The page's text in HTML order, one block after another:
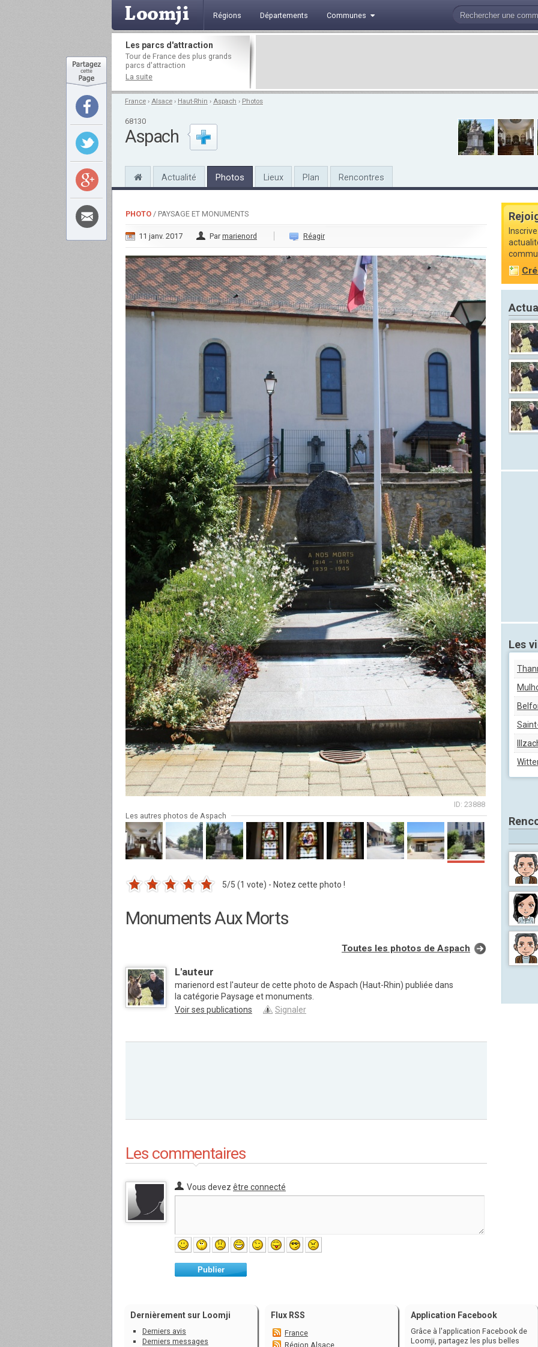
Régions Départements Communes
Les parcs d'attraction
Tour de France des plus grands
parcs d'attraction
La suite
France › Alsace › Haut-Rhin › Aspach › Photos
68130
Aspach
Actualité Photos Lieux Plan Rencontres
PHOTO / PAYSAGE ET MONUMENTS
11 janv. 2017 Par marienord Réagir
ID: 23888
Les autres photos de Aspach
5/5 (1 vote) - Notez cette photo !
Monuments Aux Morts
Toutes les photos de Aspach
L'auteur
marienord est l'auteur de cette photo de Aspach (Haut-Rhin) publiée dans
la catégorie Paysage et monuments.
Voir ses publications
Signaler
Les commentaires
Vous devez être connecté
Publier
Les
Dernièrement sur Loomji
Derniers avis
Derniers messages
Flux RSS
France
Région Alsace
Application Facebook
Grâce à l'application Facebook de
Loomji, partagez les plus belles